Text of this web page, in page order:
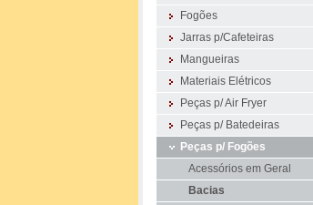
Fogões
Jarras p/Cafeteiras
Mangueiras
Materiais Elétricos
Peças p/ Air Fryer
Peças p/ Batedeiras
Peças p/ Fogões
Acessórios em Geral
Bacias